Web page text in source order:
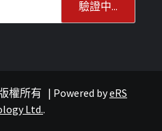
澳聞
權所有 | Powered byeRS
Ltd..